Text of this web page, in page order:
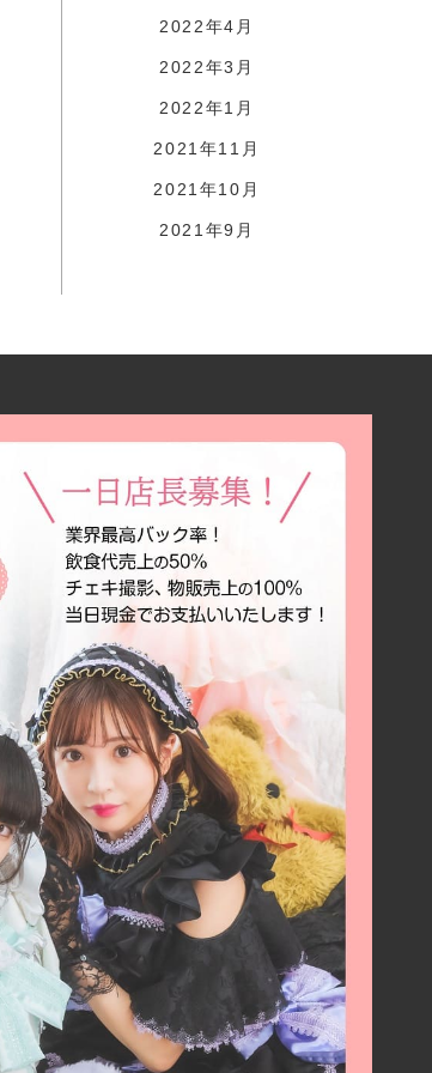
2022年4月
2022年3月
2022年1月
2021年11月
2021年10月
2021年9月